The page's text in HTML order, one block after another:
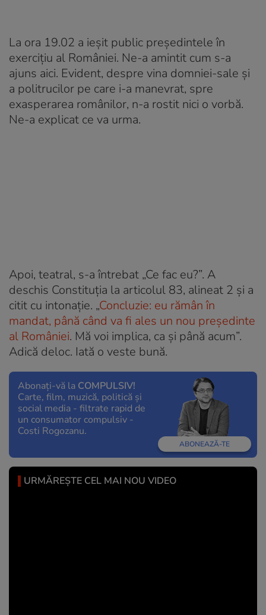
La ora 19.02 a ieşit public preşedintele în
exerciţiu al României. Ne-a amintit cum s-a
ajuns aici. Evident, despre vina domniei-sale şi
a politrucilor pe care i-a manevrat, spre
exasperarea românilor, n-a rostit nici o vorbă.
Ne-a explicat ce va urma.
Apoi, teatral, s-a întrebat „Ce fac eu?”. A
deschis Constituţia la articolul 83, alineat 2 şi a
citit cu intonaţie. „Concluzie: eu rămân în
mandat, până când va fi ales un nou preşedinte
al României. Mă voi implica, ca şi până acum”.
Adică deloc. Iată o veste bună.
Abonați-vă la COMPULSIV!
Carte, film, muzică, politică și
social media - filtrate rapid de
un consumator compulsiv -
Costi Rogozanu.
ABONEAZĂ-TE
URMĂREȘTE CEL MAI NOU VIDEO